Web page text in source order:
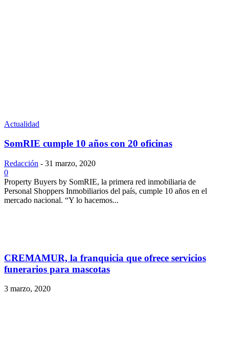
Actualidad
SomRIE cumple 10 años con 20 oficinas
Redacción - 31 marzo, 2020
0
Property Buyers by SomRIE, la primera red inmobiliaria de
Personal Shoppers Inmobiliarios del país, cumple 10 años en el
mercado nacional. “Y lo hacemos...
CREMAMUR, la franquicia que ofrece servicios
funerarios para mascotas
3 marzo, 2020